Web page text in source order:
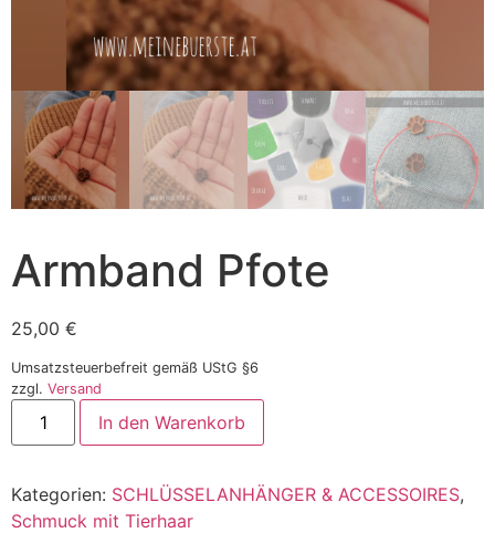
Armband Pfote
25,00 €
Umsatzsteuerbefreit gemäß UStG §6
zzgl. Versand
In den Warenkorb
Kategorien: SCHLÜSSELANHÄNGER & ACCESSOIRES,
Schmuck mit Tierhaar